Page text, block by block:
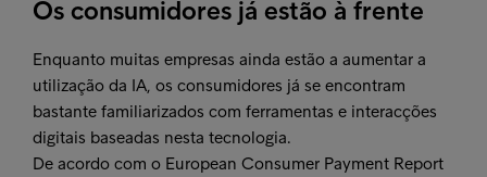
Os consumidores já estão à frente
Enquanto muitas empresas ainda estão a aumentar a
utilização da IA, os consumidores já se encontram
bastante familiarizados com ferramentas e interacções
digitais baseadas nesta tecnologia.
De acordo com o European Consumer Payment Report